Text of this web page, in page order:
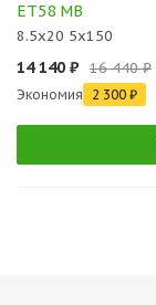
ET58 MB
8.5x20 5x150
14 140 ₽ 16 440 ₽
Экономия 2 300 ₽